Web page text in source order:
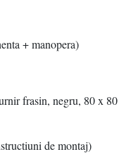
+ manopera)
frasin, negru, 80 x 80
de montaj)